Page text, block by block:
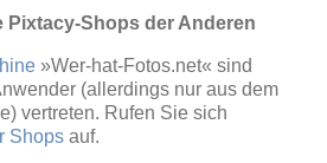
Pixtacy-Shops der Anderen
»Wer-hat-Fotos.net« sind
(allerdings nur aus dem
vertreten. Rufen Sie sich
Shops auf.